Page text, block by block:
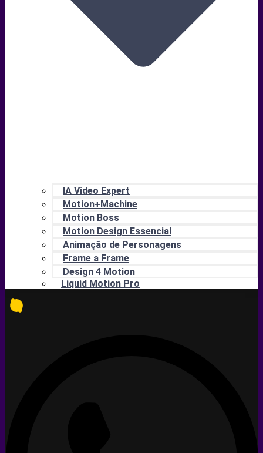
IA Video Expert
Motion+Machine
Motion Boss
Motion Design Essencial
Animação de Personagens
Frame a Frame
Design 4 Motion
Liquid Motion Pro